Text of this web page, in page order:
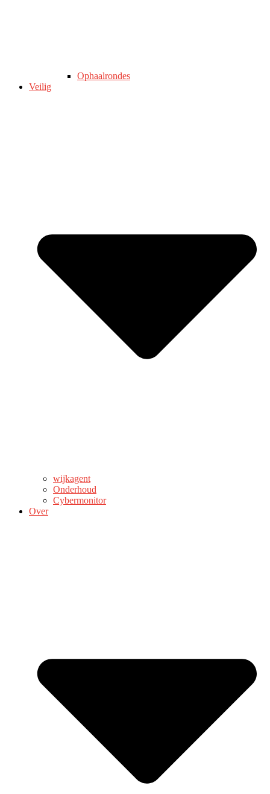
Ophaalrondes
Veilig
wijkagent
Onderhoud
Cybermonitor
Over